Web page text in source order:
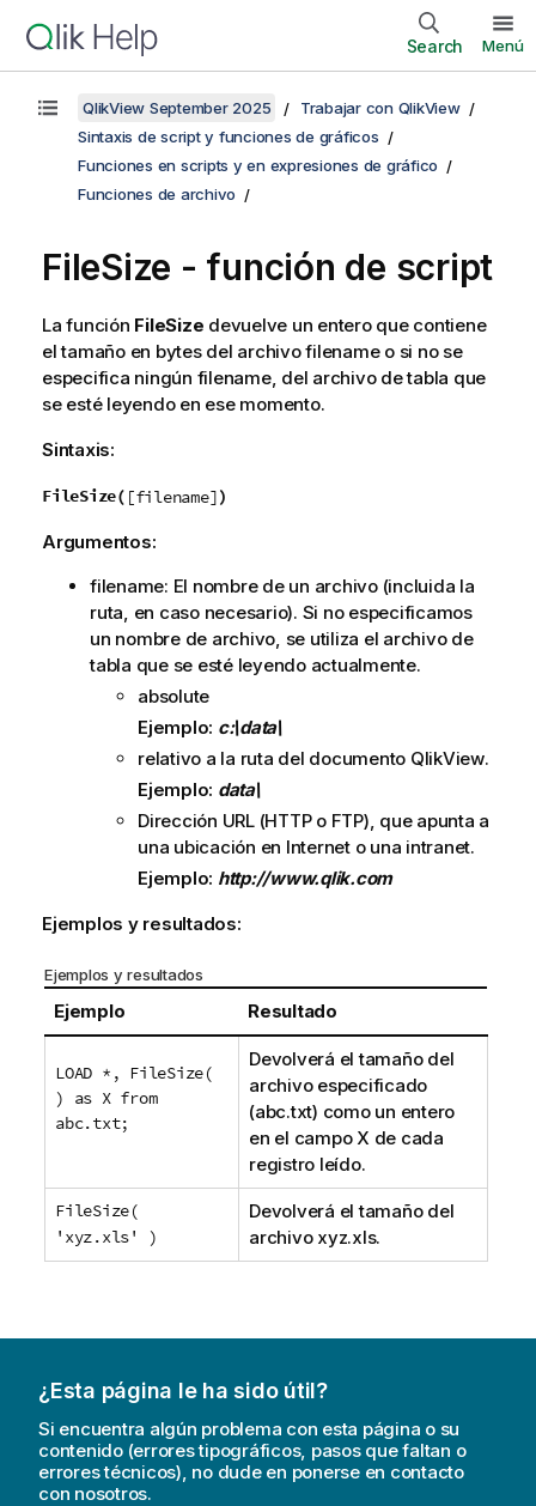
Search Menú
QlikView September 2025
Trabajar con QlikView
Sintaxis de script y funciones de gráficos
Funciones en scripts y en expresiones de gráfico
Funciones de archivo
FileSize - función de script
La función FileSize devuelve un entero que contiene
el tamaño en bytes del archivofilenameo si no se
especifica ningún filename, del archivo de tabla que
se esté leyendo en ese momento.
Sintaxis:
FileSize( [filename])
Argumentos:
filename: El nombre de un archivo (incluida la
ruta, en caso necesario). Si no especificamos
un nombre de archivo, se utiliza el archivo de
tabla que se esté leyendo actualmente.
absolute
Ejemplo: c:\data\
relativo a la ruta del documento QlikView.
Ejemplo: data\
Dirección URL (HTTPo FTP), que apunta a
una ubicación en Internet o una intranet.
Ejemplo: http://www.qlik.com
Ejemplos y resultados:
Ejemplos y resultados
Ejemplo Resultado
LOAD *, FileSize(
) as X from
abc.txt;
Devolverá el tamaño del
archivo especificado
(abc.txt) como un entero
en el campo X de cada
registro leído.
FileSize(
'xyz.xls' )
Devolverá el tamaño del
archivo xyz.xls.
¿Esta página le ha sido útil?
Si encuentra algún problema con esta página o su
contenido (errores tipográficos, pasos que faltan o
errores técnicos), no dude en ponerse en contacto
con nosotros.